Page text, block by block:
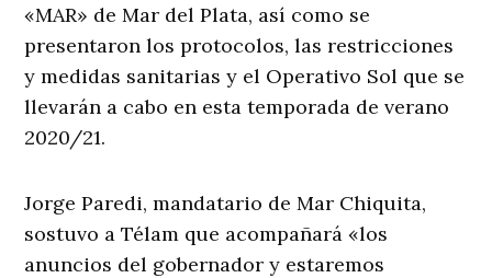
«MAR» de Mar del Plata, así como se
presentaron los protocolos, las restricciones
y medidas sanitarias y el Operativo Sol que se
llevarán a cabo en esta temporada de verano
2020/21.
Jorge Paredi, mandatario de Mar Chiquita,
sostuvo a Télam que acompañará «los
anuncios del gobernador y estaremos